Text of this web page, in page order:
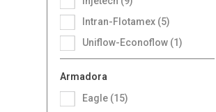
Intran-Flotamex (5)
Uniflow-Econoflow (1)
Armadora
Eagle (15)